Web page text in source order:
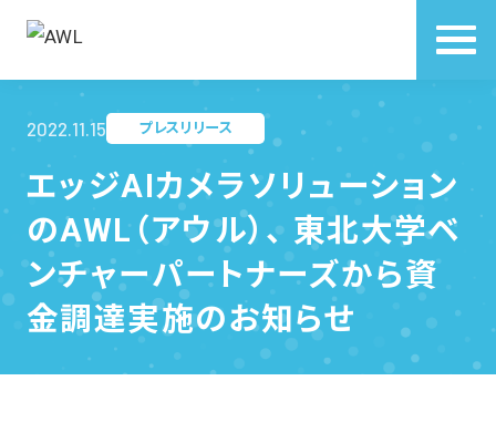
2022.11.15 プレスリリース
エッジAIカメラソリューション
のAWL（アウル）、 東北大学ベ
ンチャーパートナーズから資
金調達実施のお知らせ